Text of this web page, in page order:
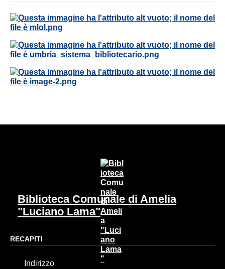
Biblioteca Comunale di Amelia
"Luciano Lama"
RECAPITI
Indirizzo